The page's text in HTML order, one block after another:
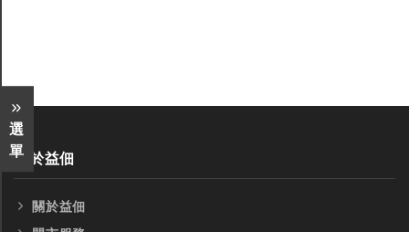
選
單
關於益佃
關於益佃